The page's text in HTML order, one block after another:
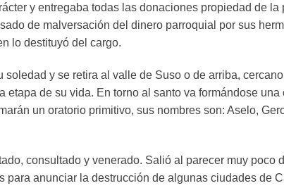
y entregaba todas las donaciones propiedad de
de malversación del dinero parroquial por sus
lo destituyó del cargo.
soledad y se retira al valle de Suso o de arriba,
etapa de su vida. En torno al santo va formándose
un oratorio primitivo, sus nombres son: Aselo,
consultado y venerado. Salió al parecer muy poco
para anunciar la destrucción de algunas ciudades de